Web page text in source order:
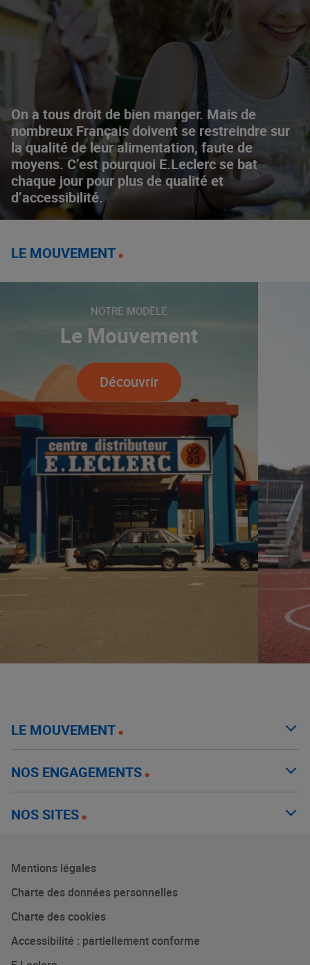
On a tous droit de bien manger. Mais de
nombreux Français doivent se restreindre sur
la qualité de leur alimentation, faute de
moyens. C’est pourquoi E.Leclerc se bat
chaque jour pour plus de qualité et
d’accessibilité.
LE MOUVEMENT
NOTRE MODÈLE
Le Mouvement
Découvrir
LE MOUVEMENT
NOS ENGAGEMENTS
NOS SITES
Mentions légales
Charte des données personnelles
Charte des cookies
Accessibilité : partiellement conforme